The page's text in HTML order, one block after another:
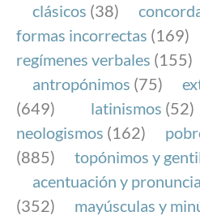
FundéuRAE es una
y la Real Academia
el buen uso del español
Internet.
clásicos (38)
formas incorrectas (169)
regímenes verbales (155)
antropónimos (75)
(649)
latinismos (52)
neologismos (162)
(885)
topónimos y
acentuación y
(352)
mayúsculas y